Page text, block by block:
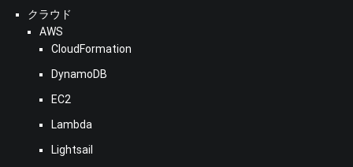
クラウド
AWS
CloudFormation
DynamoDB
EC2
Lambda
Lightsail